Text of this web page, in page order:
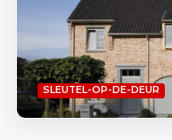
SLEUTEL-OP-DE-DEUR